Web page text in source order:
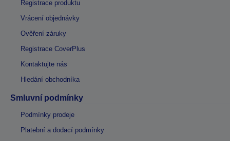
Registrace produktu
Vrácení objednávky
Ověření záruky
Registrace CoverPlus
Kontaktujte nás
Hledání obchodníka
Smluvní podmínky
Podmínky prodeje
Platební a dodací podmínky